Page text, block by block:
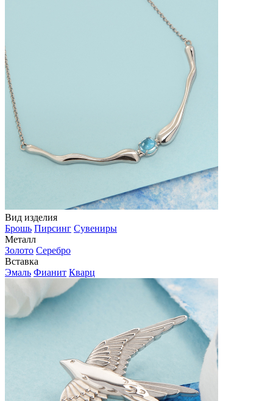
Вид изделия
Брошь Пирсинг Сувениры
Металл
Золото Серебро
Вставка
Эмаль Фианит Кварц